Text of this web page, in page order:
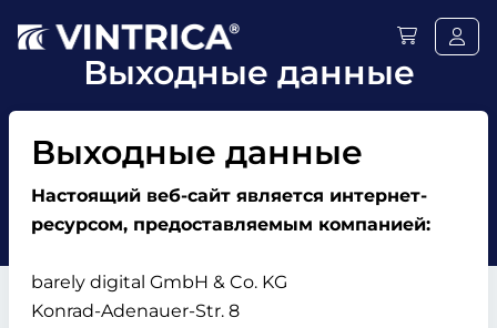
Выходные данные
Выходные данные
Настоящий веб-сайт является интернет-
ресурсом, предоставляемым компанией:
barely digital GmbH & Co. KG
Konrad-Adenauer-Str. 8